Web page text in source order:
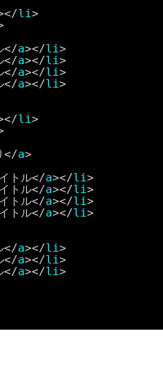
li>
</a></li>
</a></li>
</a></li>
</a></li>
li>
</a>
トル</a></li>
トル</a></li>
トル</a></li>
トル</a></li>
</a></li>
</a></li>
</a></li>